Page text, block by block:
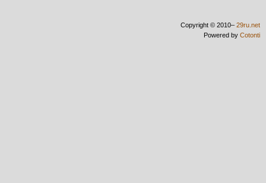
Copyright © 2010– 29ru.net
Powered by Cotonti